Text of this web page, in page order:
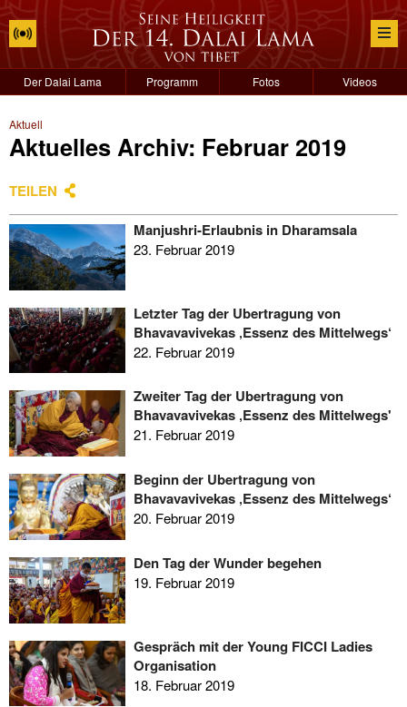
Der Dalai Lama Programm Fotos Videos
Aktuell
Aktuelles Archiv: Februar 2019
TEILEN
Manjushri-Erlaubnis in Dharamsala
23. Februar 2019
Letzter Tag der Übertragung von
Bhavavavivekas ‚Essenz des Mittelwegs‘
22. Februar 2019
Zweiter Tag der Übertragung von
Bhavavavivekas ‚Essenz des Mittelwegs'
21. Februar 2019
Beginn der Übertragung von
Bhavavavivekas ‚Essenz des Mittelwegs‘
20. Februar 2019
Den Tag der Wunder begehen
19. Februar 2019
Gespräch mit der Young FICCI Ladies
Organisation
18. Februar 2019